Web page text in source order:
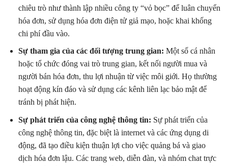
chiêu trò như thành lập nhiều công ty “vỏ bọc” để luân chuyển
hóa đơn, sử dụng hóa đơn điện tử giả mạo, hoặc khai khống
chi phí đầu vào.
Sự tham gia của các đối tượng trung gian: Một số cá nhân
hoặc tổ chức đóng vai trò trung gian, kết nối người mua và
người bán hóa đơn, thu lợi nhuận từ việc môi giới. Họ thường
hoạt động kín đáo và sử dụng các kênh liên lạc bảo mật để
tránh bị phát hiện.
Sự phát triển của công nghệ thông tin: Sự phát triển của
công nghệ thông tin, đặc biệt là internet và các ứng dụng di
động, đã tạo điều kiện thuận lợi cho việc quảng bá và giao
dịch hóa đơn lậu. Các trang web, diễn đàn, và nhóm chat trực